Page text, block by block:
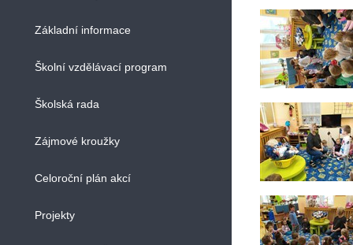
Základní informace
Školní vzdělávací program
Školská rada
Zájmové kroužky
Celoroční plán akcí
Projekty